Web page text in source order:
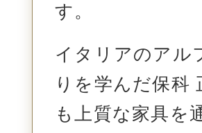
す。
イタリアのアル
りを学んだ保科
も上質な家具を